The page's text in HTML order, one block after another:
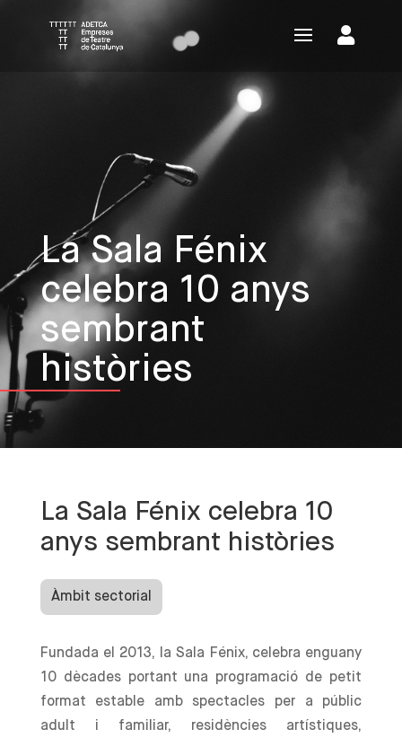
La Sala Fénix
celebra 10 anys
sembrant
històries
La Sala Fénix celebra 10
anys sembrant històries
Àmbit sectorial
Fundada el 2013, la Sala Fénix, celebra enguany
10 dècades portant una programació de petit
format estable amb spectacles per a públic
adult i familiar, residències artístiques,